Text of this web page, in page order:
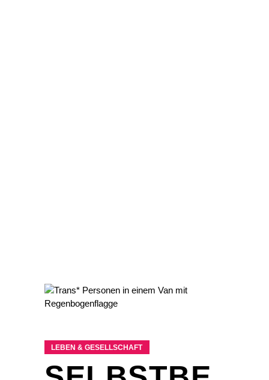
LEBEN & GESELLSCHAFT